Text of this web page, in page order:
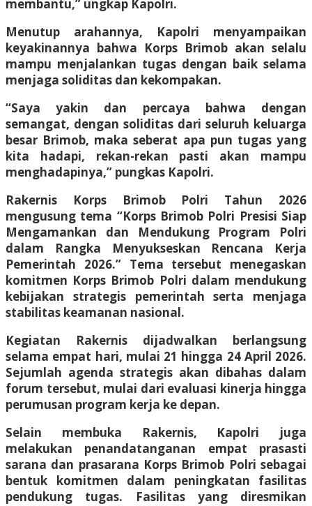
membantu,” ungkap Kapolri.
Menutup arahannya, Kapolri menyampaikan
keyakinannya bahwa Korps Brimob akan selalu
mampu menjalankan tugas dengan baik selama
menjaga soliditas dan kekompakan.
“Saya yakin dan percaya bahwa dengan
semangat, dengan soliditas dari seluruh keluarga
besar Brimob, maka seberat apa pun tugas yang
kita hadapi, rekan-rekan pasti akan mampu
menghadapinya,” pungkas Kapolri.
Rakernis Korps Brimob Polri Tahun 2026
mengusung tema “Korps Brimob Polri Presisi Siap
Mengamankan dan Mendukung Program Polri
dalam Rangka Menyukseskan Rencana Kerja
Pemerintah 2026.” Tema tersebut menegaskan
komitmen Korps Brimob Polri dalam mendukung
kebijakan strategis pemerintah serta menjaga
stabilitas keamanan nasional.
Kegiatan Rakernis dijadwalkan berlangsung
selama empat hari, mulai 21 hingga 24 April 2026.
Sejumlah agenda strategis akan dibahas dalam
forum tersebut, mulai dari evaluasi kinerja hingga
perumusan program kerja ke depan.
Selain membuka Rakernis, Kapolri juga
melakukan penandatanganan empat prasasti
sarana dan prasarana Korps Brimob Polri sebagai
bentuk komitmen dalam peningkatan fasilitas
pendukung tugas. Fasilitas yang diresmikan